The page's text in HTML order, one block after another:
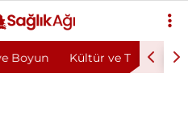
Uludağ Alan
İşçi Alımı Duyuruldu
Bu